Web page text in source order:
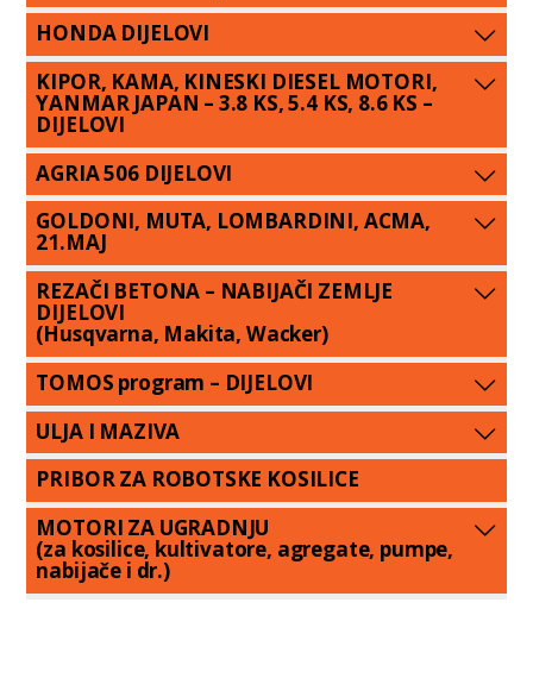
HONDA DIJELOVI
KIPOR, KAMA, KINESKI DIESEL MOTORI,
YANMAR JAPAN – 3.8 KS, 5.4 KS, 8.6 KS –
DIJELOVI
AGRIA 506 DIJELOVI
GOLDONI, MUTA, LOMBARDINI, ACMA,
21.MAJ
REZAČI BETONA – NABIJAČI ZEMLJE
DIJELOVI
(Husqvarna, Makita, Wacker)
TOMOS program – DIJELOVI
ULJA I MAZIVA
PRIBOR ZA ROBOTSKE KOSILICE
MOTORI ZA UGRADNJU
(za kosilice, kultivatore, agregate, pumpe,
nabijače i dr.)